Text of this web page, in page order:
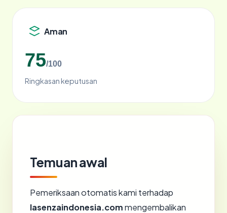
Aman
75/100
Ringkasan keputusan
Temuan awal
Pemeriksaan otomatis kami terhadap
lasenzaindonesia.commengembalikan